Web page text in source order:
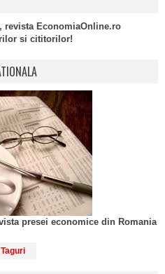
revista EconomiaOnline.ro
si cititorilor!
presei economice din Romania
Taguri